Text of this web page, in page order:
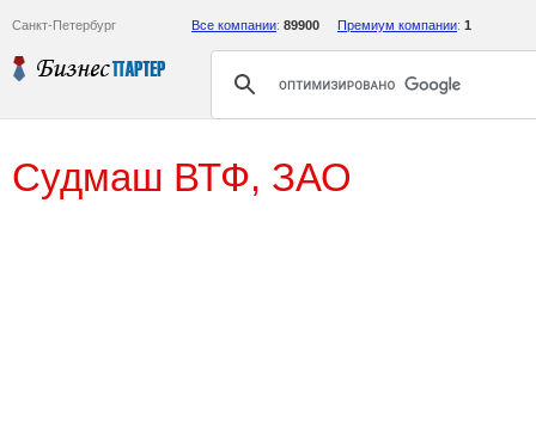
Санкт-Петербург Все компании: 89900 Премиум компании: 1
Судмаш ВТФ, ЗАО